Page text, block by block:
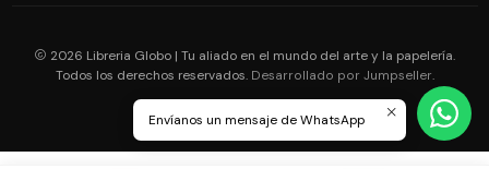
2026 Libreria Globo | Tu aliado en el mundo del arte y la papelería.
Todos los derechos reservados. Desarrollado por Jumpseller.
Envíanos un mensaje de WhatsApp